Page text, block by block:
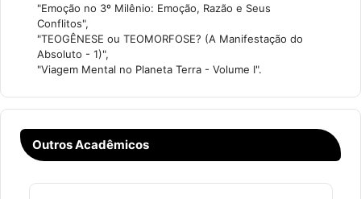
"Emoção no 3º Milênio: Emoção, Razão e Seus
Conflitos",
"TEOGÊNESE ou TEOMORFOSE? (A Manifestação do
Absoluto - 1)",
"Viagem Mental no Planeta Terra - Volume I".
Outros Acadêmicos